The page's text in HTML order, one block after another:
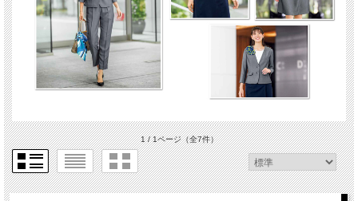
1 / 1ページ（全7件）